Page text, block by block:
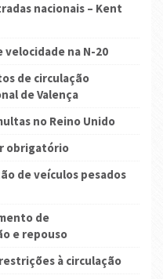
nacionais – Kent
velocidade na N-20
de circulação
de Valença
no Reino Unido
obrigatório
de veículos pesados
de
e repouso
à circulação